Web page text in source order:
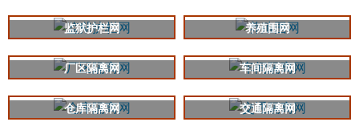
监狱护栏网 养殖围网
厂区隔离网 车间隔离网
仓库隔离网 交通隔离网